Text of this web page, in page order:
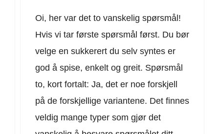
Oi, her var det to vanskelig spørsmål!
Hvis vi tar første spørsmål først. Du bør
velge en sukkerert du selv syntes er
god å spise, enkelt og greit. Spørsmål
to, kort fortalt: Ja, det er noe forskjell
på de forskjellige variantene. Det finnes
veldig mange typer som gjør det